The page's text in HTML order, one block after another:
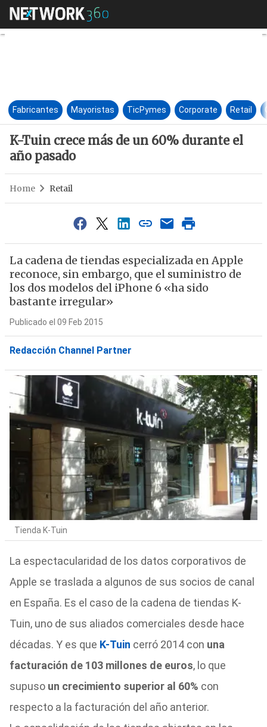
K-Tuin crece más de un 60%
Fabricantes Mayoristas TicPymes Corporate Retail
K-Tuin crece más de un 60% durante el
año pasado
Home Retail
La cadena de tiendas especializada en Apple
reconoce, sin embargo, que el suministro de
los dos modelos del iPhone 6 «ha sido
bastante irregular»
Publicado el 09 Feb 2015
Redacción Channel Partner
Tienda K-Tuin
La espectacularidad de los datos corporativos de
Apple se traslada a algunos de sus socios de canal
en España. Es el caso de la cadena de tiendas K-
Tuin, uno de sus aliados comerciales desde hace
décadas. Y es que K-Tuin cerró 2014 con una
facturación de 103 millones de euros, lo que
supuso un crecimiento superior al 60% con
respecto a la facturación del año anterior.